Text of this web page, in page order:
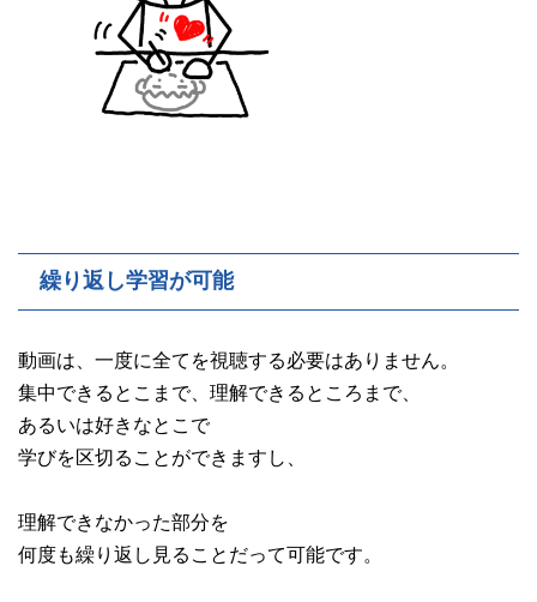
繰り返し学習が可能
動画は、一度に全てを視聴する必要はありません。
集中できるとこまで、理解できるところまで、
あるいは好きなとこで
学びを区切ることができますし、
理解できなかった部分を
何度も繰り返し見ることだって可能です。